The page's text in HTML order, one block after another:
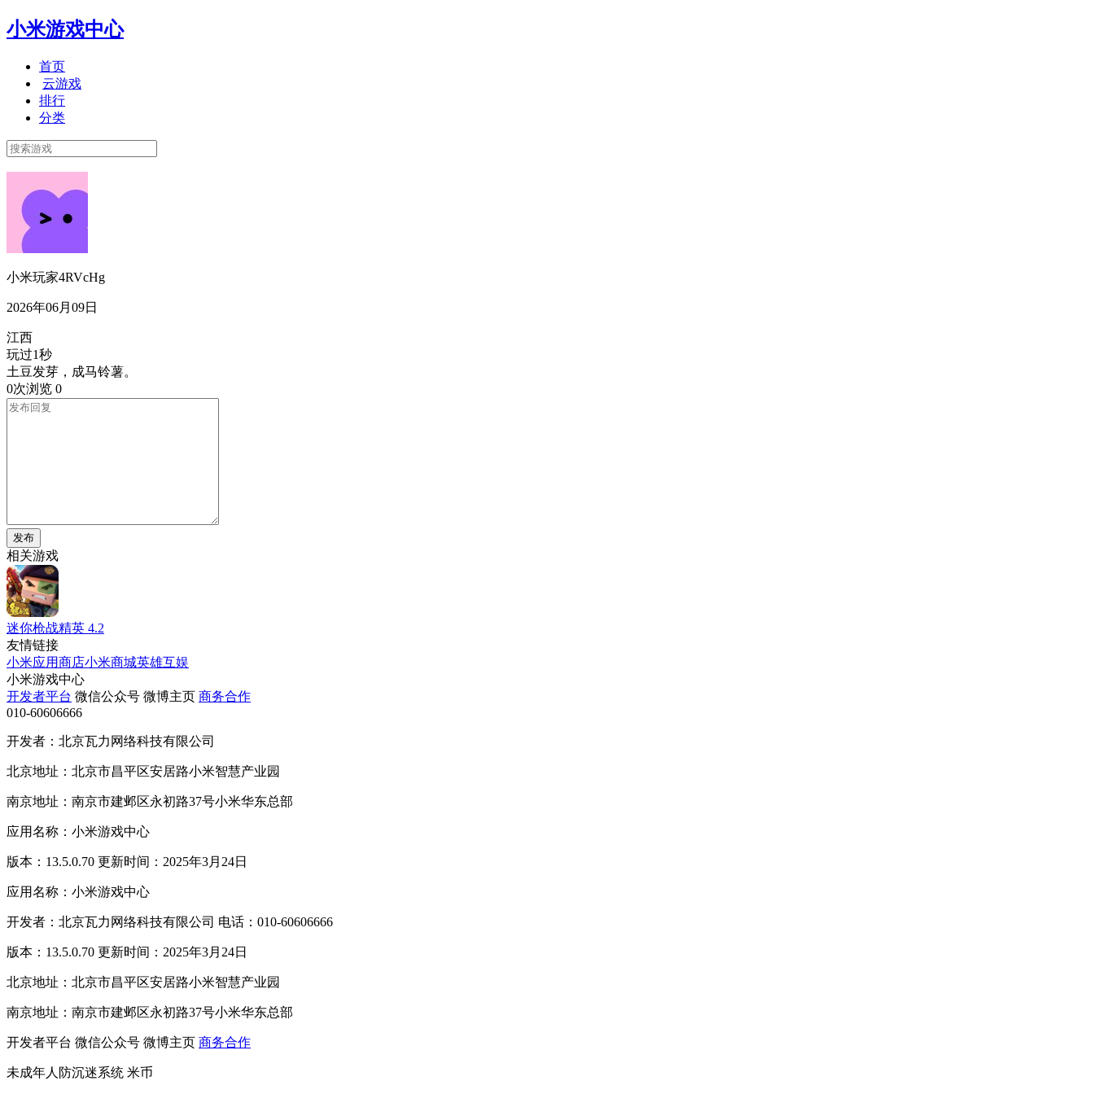
小米游戏中心
首页
云游戏
排行
分类
小米玩家4RVcHg
2026年06月09日
江西
玩过1秒
土豆发芽，成马铃薯。
0次浏览 0
发布
相关游戏
迷你枪战精英 4.2
友情链接
小米应用商店小米商城英雄互娱
小米游戏中心
开发者平台 微信公众号 微博主页 商务合作
010-60606666
开发者：北京瓦力网络科技有限公司
北京地址：北京市昌平区安居路小米智慧产业园
南京地址：南京市建邺区永初路37号小米华东总部
应用名称：小米游戏中心
版本：13.5.0.70 更新时间：2025年3月24日
应用名称：小米游戏中心
开发者：北京瓦力网络科技有限公司 电话：010-60606666
版本：13.5.0.70 更新时间：2025年3月24日
北京地址：北京市昌平区安居路小米智慧产业园
南京地址：南京市建邺区永初路37号小米华东总部
开发者平台 微信公众号 微博主页 商务合作
未成年人防沉迷系统 米币